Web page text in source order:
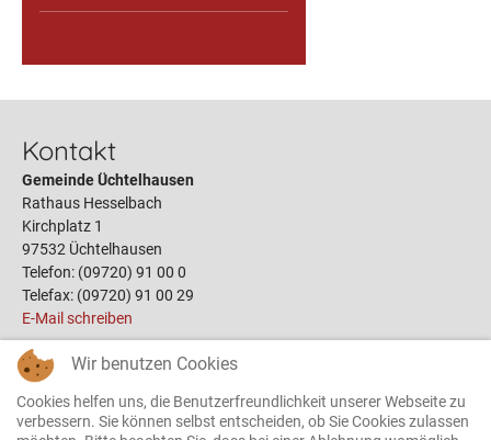
Kontakt
Gemeinde Üchtelhausen
Rathaus Hesselbach
Kirchplatz 1
97532 Üchtelhausen
Telefon: (09720) 91 00 0
Telefax: (09720) 91 00 29
E-Mail schreiben
Links
Öffnungszeiten
Wir benutzen Cookies
Cookies helfen uns, die Benutzerfreundlichkeit unserer Webseite zu
verbessern. Sie können selbst entscheiden, ob Sie Cookies zulassen